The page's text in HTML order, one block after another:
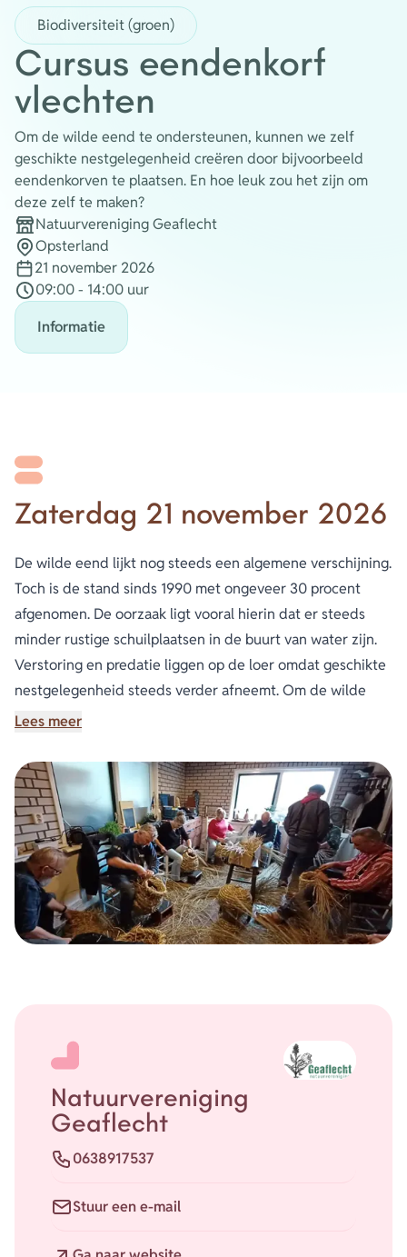
Contact
Inloggen
Privacy verklaring
Home
Biodiversiteit (groen)
Cursus eendenkorf
vlechten
Om de wilde eend te ondersteunen, kunnen we zelf
geschikte nestgelegenheid creëren door bijvoorbeeld
eendenkorven te plaatsen. En hoe leuk zou het zijn om
deze zelf te maken?
Organisatie
Natuurvereniging Geaflecht
PlaatsOpsterland
Datum21 november 2026
Tijdstip
09:00 - 14:00 uur
Informatie
Zaterdag 21 november 2026
De wilde eend lijkt nog steeds een algemene verschijning.
Toch is de stand sinds 1990 met ongeveer 30 procent
afgenomen. De oorzaak ligt vooral hierin dat er steeds
minder rustige schuilplaatsen in de buurt van water zijn.
Verstoring en predatie liggen op de loer omdat geschikte
nestgelegenheid steeds verder afneemt. Om de wilde
eend een beetje te helpen kunnen we zelf geschikte nest
te plaatsen. En wat zou het leuk zijn deze zelf te maken?
Daarom is de activiteiten commissie van plan een cursus
eendenkorven vlechten te starten als hier voldoende
belangstelling voor is. De cursus is op één zaterdag, 21
november en wordt gegeven door een ervaren
eendenkorf vlechter uit Katlijk. De kosten zijn 35 euro p.p.
inclusief koffie/thee, soep met broodjes, sterke verhalen
en de benodigde materialen
Lees meer
Natuurvereniging
Geaflecht
Telefoon
0638917537
Stuur een e-mail